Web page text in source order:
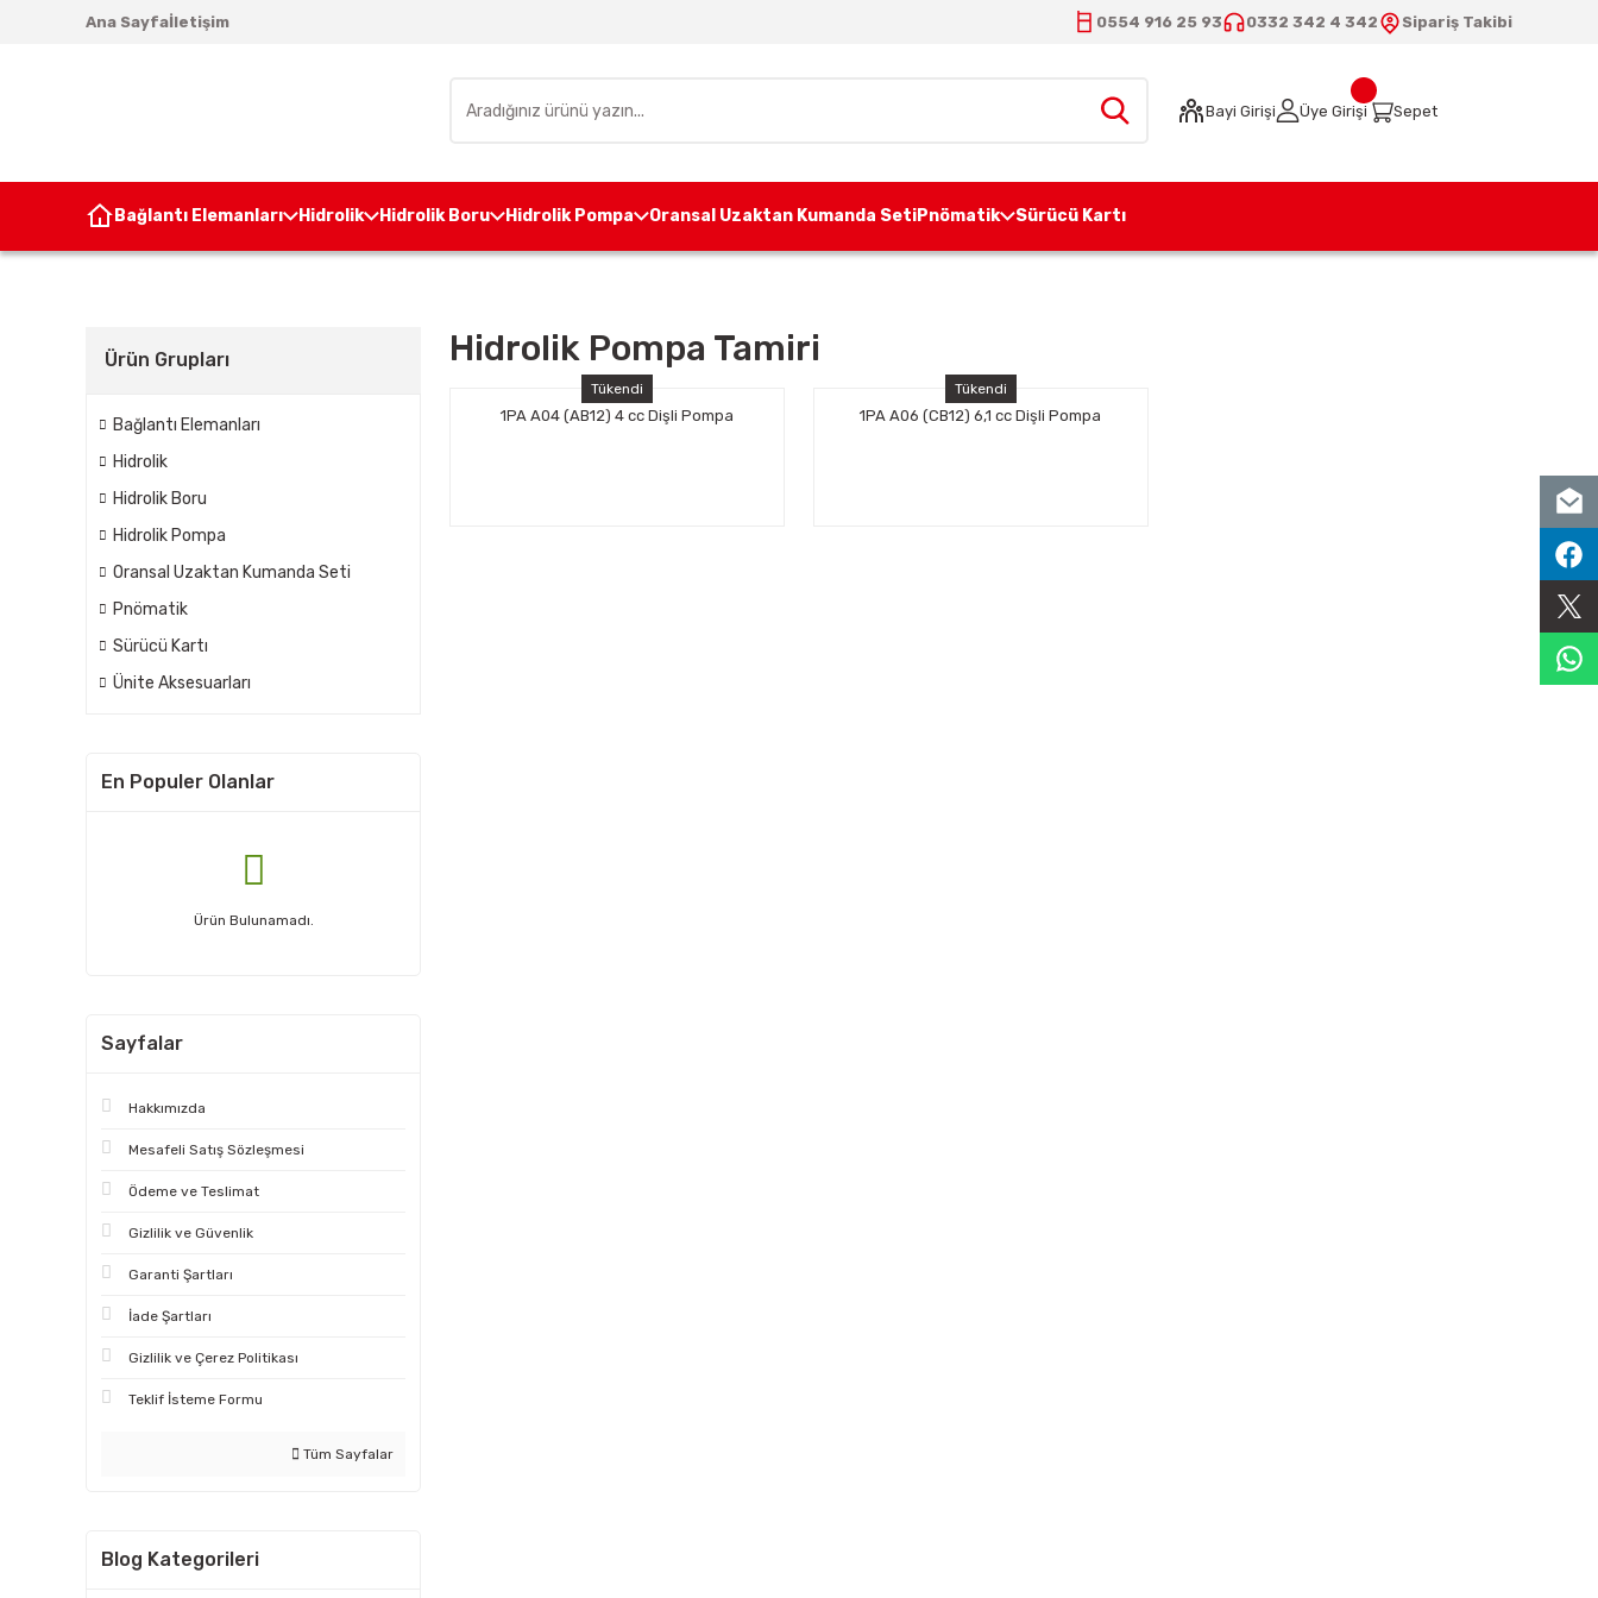
Ana Sayfaİletişim 0554 916 25 93 0332 342 4 342 Sipariş Takibi
Bayi Girişi Üye Girişi Sepet
Bağlantı Elemanları Hidrolik Hidrolik Boru Hidrolik Pompa Oransal Uzaktan Kumanda SetiPnömatik Sürücü Kartı
Ürün Grupları
Bağlantı Elemanları
Hidrolik
Hidrolik Boru
Hidrolik Pompa
Oransal Uzaktan Kumanda Seti
Pnömatik
Sürücü Kartı
Ünite Aksesuarları
En Populer Olanlar
Ürün Bulunamadı.
Sayfalar
Hakkımızda
Mesafeli Satış Sözleşmesi
Ödeme ve Teslimat
Gizlilik ve Güvenlik
Garanti Şartları
İade Şartları
Gizlilik ve Çerez Politikası
Teklif İsteme Formu
Tüm Sayfalar
Blog Kategorileri
Hidrolik Pompa Tamiri
Tükendi
1PA A04 (AB12) 4 cc Dişli Pompa
Tükendi
1PA A06 (CB12) 6,1 cc Dişli Pompa